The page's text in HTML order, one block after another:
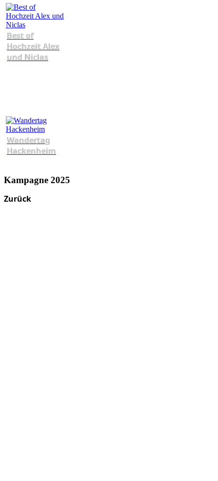
Best of
Hochzeit Alex
und Niclas
Wandertag
Hackenheim
Kampagne 2025
Zurück